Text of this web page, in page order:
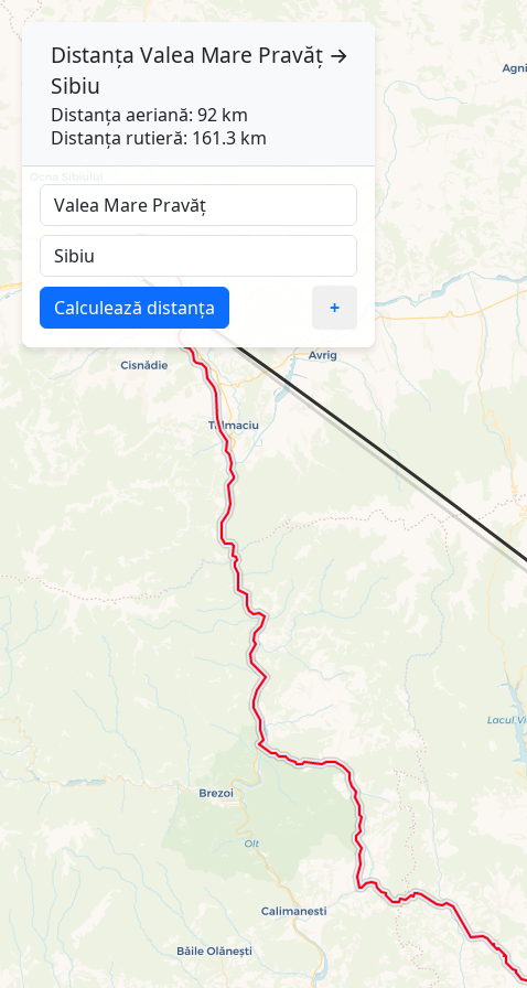
Distanța Valea Mare Pravăț →
Sibiu
Distanța aeriană: 92 km
Distanța rutieră: 161.3 km
Calculează distanța +